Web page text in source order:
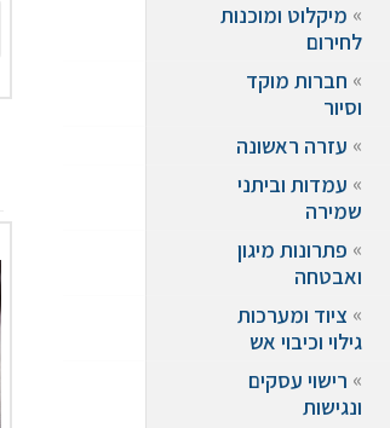
מיקלוט ומוכנות
לחירום
חברות מוקד
וסיור
עזרה ראשונה
עמדות וביתני
שמירה
פתרונות מיגון
ואבטחה
ציוד ומערכות
גילוי וכיבוי אש
רישוי עסקים
ונגישות